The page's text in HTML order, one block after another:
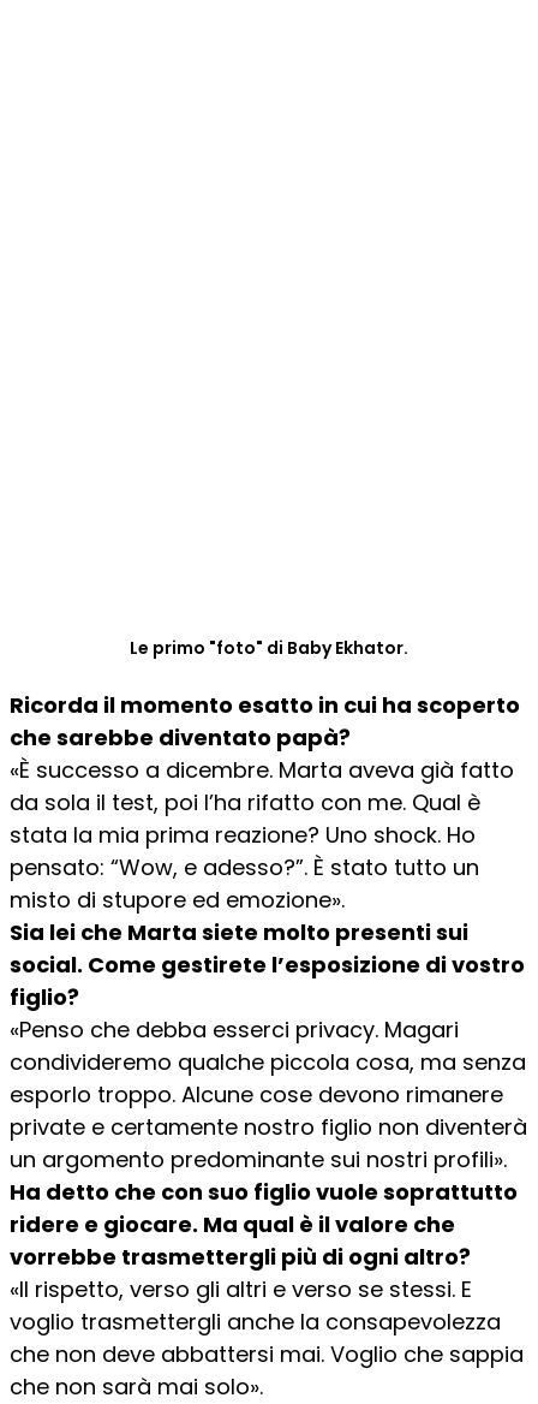
Le primo "foto" di Baby Ekhator.
Ricorda il momento esatto in cui ha scoperto
che sarebbe diventato papà?
«È successo a dicembre. Marta aveva già fatto
da sola il test, poi l’ha rifatto con me. Qual è
stata la mia prima reazione? Uno shock. Ho
pensato: “Wow, e adesso?”. È stato tutto un
misto di stupore ed emozione».
Sia lei che Marta siete molto presenti sui
social. Come gestirete l’esposizione di vostro
figlio?
«Penso che debba esserci privacy. Magari
condivideremo qualche piccola cosa, ma senza
esporlo troppo. Alcune cose devono rimanere
private e certamente nostro figlio non diventerà
un argomento predominante sui nostri profili».
Ha detto che con suo figlio vuole soprattutto
ridere e giocare. Ma qual è il valore che
vorrebbe trasmettergli più di ogni altro?
«Il rispetto, verso gli altri e verso se stessi. E
voglio trasmettergli anche la consapevolezza
che non deve abbattersi mai. Voglio che sappia
che non sarà mai solo».